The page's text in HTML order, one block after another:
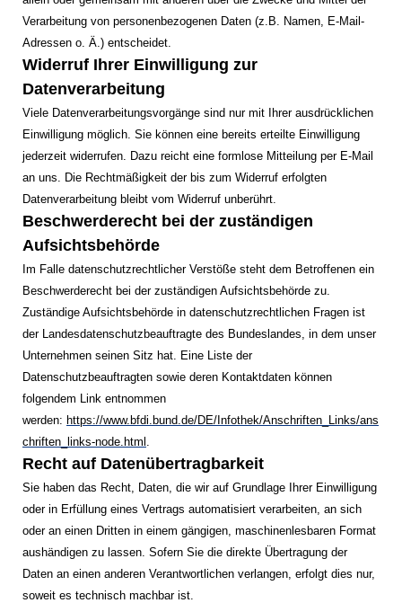
Verarbeitung von personenbezogenen Daten (z.B. Namen, E-Mail-
Adressen o. Ä.) entscheidet.
Widerruf Ihrer Einwilligung zur
Datenverarbeitung
Viele Datenverarbeitungsvorgänge sind nur mit Ihrer ausdrücklichen
Einwilligung möglich. Sie können eine bereits erteilte Einwilligung
jederzeit widerrufen. Dazu reicht eine formlose Mitteilung per E-Mail
an uns. Die Rechtmäßigkeit der bis zum Widerruf erfolgten
Datenverarbeitung bleibt vom Widerruf unberührt.
Beschwerderecht bei der zuständigen
Aufsichtsbehörde
Im Falle datenschutzrechtlicher Verstöße steht dem Betroffenen ein
Beschwerderecht bei der zuständigen Aufsichtsbehörde zu.
Zuständige Aufsichtsbehörde in datenschutzrechtlichen Fragen ist
der Landesdatenschutzbeauftragte des Bundeslandes, in dem unser
Unternehmen seinen Sitz hat. Eine Liste der
Datenschutzbeauftragten sowie deren Kontaktdaten können
folgendem Link entnommen
werden: https://www.bfdi.bund.de/DE/Infothek/Anschriften_Links/ans
chriften_links-node.html .
Recht auf Datenübertragbarkeit
Sie haben das Recht, Daten, die wir auf Grundlage Ihrer Einwilligung
oder in Erfüllung eines Vertrags automatisiert verarbeiten, an sich
oder an einen Dritten in einem gängigen, maschinenlesbaren Format
aushändigen zu lassen. Sofern Sie die direkte Übertragung der
Daten an einen anderen Verantwortlichen verlangen, erfolgt dies nur,
soweit es technisch machbar ist.